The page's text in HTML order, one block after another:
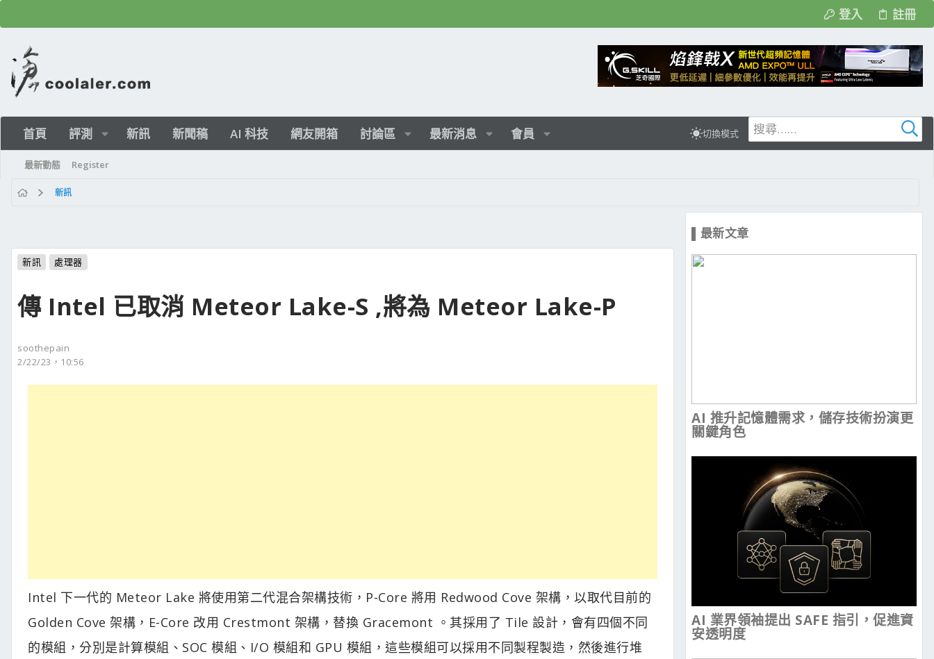
登入 註冊
首頁 評測 新訊 新聞稿 AI 科技 網友開箱 討論區 最新消息 會員 切換模式
最新動態 Register
新訊
新訊 處理器
傳 Intel 已取消 Meteor Lake-S ,將為 Meteor Lake-P
soothepain
2/22/23，10:56
Intel 下一代的 Meteor Lake 將使用第二代混合架構技術，P-Core 將用 Redwood Cove 架構，以取代目前的
Golden Cove 架構，E-Core 改用 Crestmont 架構，替換 Gracemont 。其採用了 Tile 設計，會有四個不同
的模組，分別是計算模組、SOC 模組、I/O 模組和 GPU 模組，這些模組可以採用不同製程製造，然後進行堆
▌最新文章
AI 推升記憶體需求，儲存技術扮演更
關鍵角色
AI 業界領袖提出 SAFE 指引，促進資
安透明度